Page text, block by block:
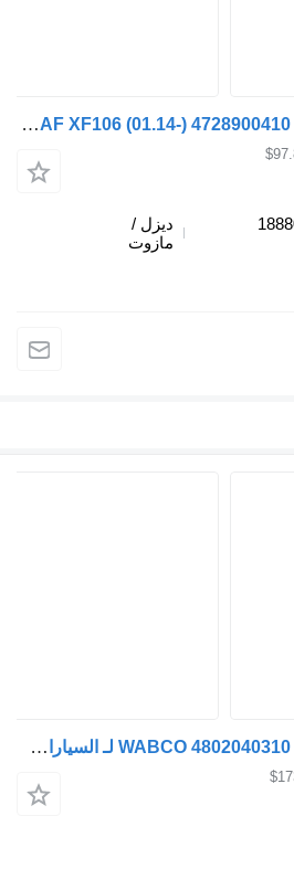
صمام التحكم في الفرامل DAF XF106 (01.14-) 4728900410 لـ السيارات القاطرة DAF XF106 (2014-)
ديزل /
مازوت
صمام التحكم في الفرامل WABCO 4802040310 لـ السيارات القاطرة DAF XF 106